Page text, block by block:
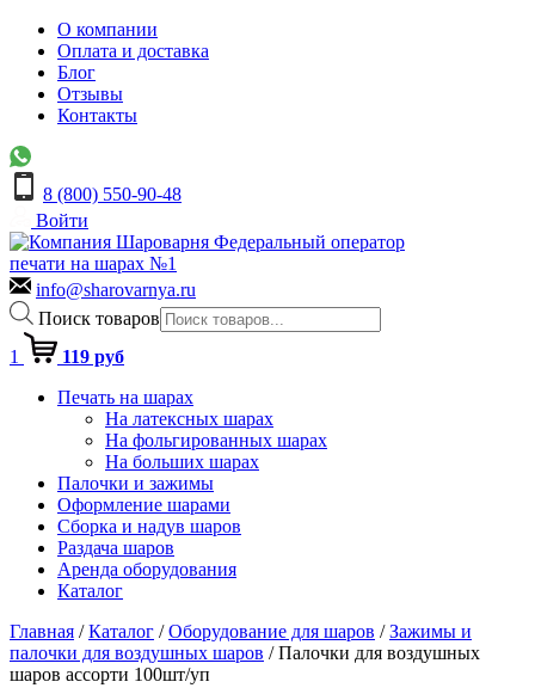
О компании
Оплата и доставка
Блог
Отзывы
Контакты
8 (800) 550-90-48
Войти
Федеральный оператор
печати на шарах №1
info@sharovarnya.ru
Поиск товаров
1
119 руб
Печать на шарах
На латексных шарах
На фольгированных шарах
На больших шарах
Палочки и зажимы
Оформление шарами
Сборка и надув шаров
Раздача шаров
Аренда оборудования
Каталог
Главная / Каталог / Оборудование для шаров / Зажимы и
палочки для воздушных шаров /Палочки для воздушных
шаров ассорти 100шт/уп